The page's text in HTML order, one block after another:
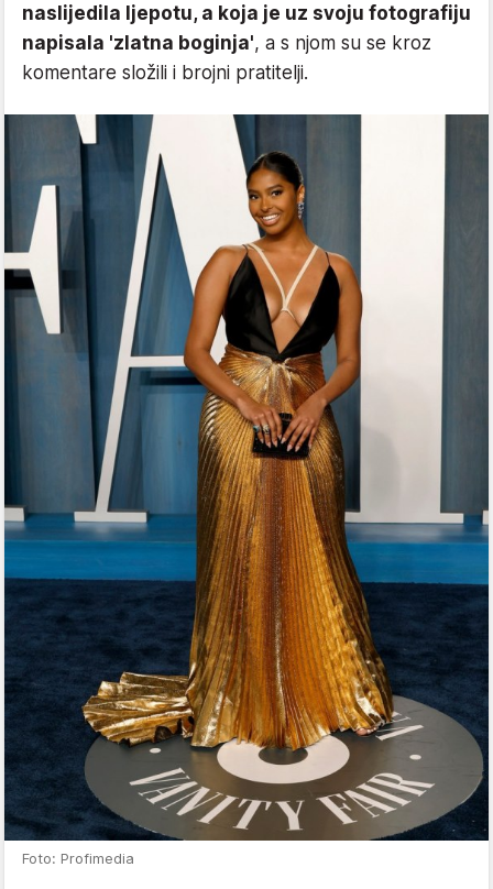
naslijedila ljepotu, a koja je uz svoju fotografiju
napisala 'zlatna boginja', a s njom su se kroz
komentare složili i brojni pratitelji.
Foto: Profimedia